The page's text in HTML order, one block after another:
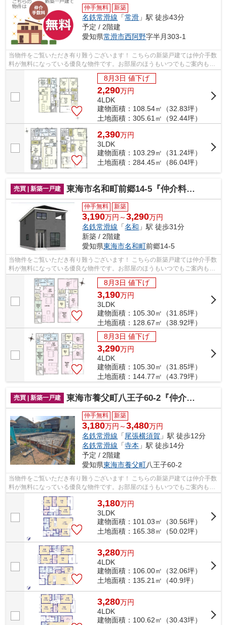
仲手無料 新築
名鉄常滑線 「常滑 」駅 徒歩43分
予定 / 2階建
愛知県常滑市西阿野字半月303-1
当物件をご覧いただき有り難うございます！ こちらの新築戸建ては仲介手数
料が無料になっている優良な物件です。お部屋のほうもいつでもご案内もさ
せて頂きますのでお気軽にお問合せ下...
8月3日 値下げ
2,290万円
4LDK
建物面積：108.54㎡（32.83坪）
土地面積：305.61㎡（92.44坪）
2,390万円
3LDK
建物面積：103.29㎡（31.24坪）
土地面積：284.45㎡（86.04坪）
売買 | 新築一戸建 東海市名和町前郷14-5『仲介料無料』新築戸建て
仲手無料 新築
3,190万円～3,290万円
名鉄常滑線 「名和 」駅 徒歩31分
新築 / 2階建
愛知県東海市名和町前郷14-5
当物件をご覧いただき有り難うございます！ こちらの新築戸建ては仲介手数
料が無料になっている優良な物件です。お部屋のほうもいつでもご案内もさ
せて頂きますのでお気軽にお問合せ下...
8月3日 値下げ
3,190万円
3LDK
建物面積：105.30㎡（31.85坪）
土地面積：128.67㎡（38.92坪）
8月3日 値下げ
3,290万円
4LDK
建物面積：105.30㎡（31.85坪）
土地面積：144.77㎡（43.79坪）
売買 | 新築一戸建 東海市養父町八王子60-2『仲介料無料』新築戸建て
仲手無料 新築
3,180万円～3,480万円
名鉄常滑線 「尾張横須賀 」駅 徒歩12分
名鉄常滑線 「寺本 」駅 徒歩14分
予定 / 2階建
愛知県東海市養父町八王子60-2
当物件をご覧いただき有り難うございます！ こちらの新築戸建ては仲介手数
料が無料になっている優良な物件です。お部屋のほうもいつでもご案内もさ
せて頂きますのでお気軽にお問合せ下...
3,180万円
3LDK
建物面積：101.03㎡（30.56坪）
土地面積：165.38㎡（50.02坪）
3,280万円
4LDK
建物面積：106.00㎡（32.06坪）
土地面積：135.21㎡（40.9坪）
3,280万円
4LDK
建物面積：100.62㎡（30.43坪）